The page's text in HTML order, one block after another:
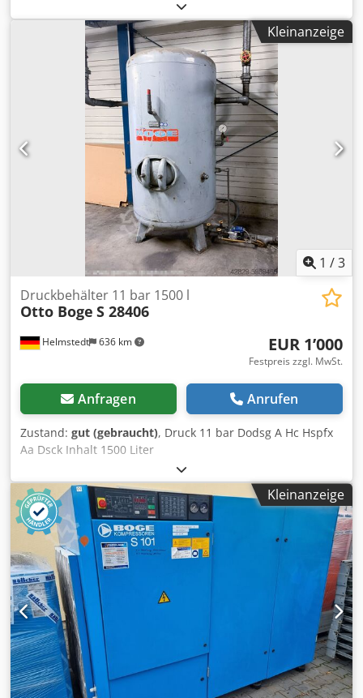
Schraubenkompressor Technische Daten: Leistung: 10,80
m3/min (10800 L/min); Djdpfxepr Uldo Aa Djck 65 KW
Motor; Maximaler Druck: 8 bar; Laufleistung 2690 h; Jahr
2007 Nettopreis: 21900 zł Bruttopreis: 26937 zł Kompressor
voll funktionsfähig; wir bieten Service.
Kleinanzeige
1 /3
Helmstedt 636 km
Druckbehälter 11 bar 1500 l
Otto Boge S 28406
EUR 1’000
Festpreis zzgl. MwSt.
Anfragen Anrufen
Zustand: gut (gebraucht), Druck 11 bar Dodsg A Hc Hspfx
Aa Dsck Inhalt 1500 Liter
Kleinanzeige